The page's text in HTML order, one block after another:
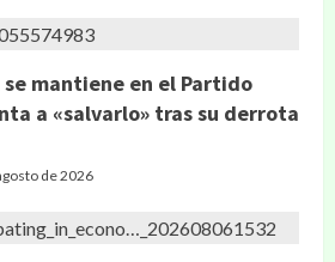
mantiene en el Partido
a «salvarlo» tras su derrota
de 2026